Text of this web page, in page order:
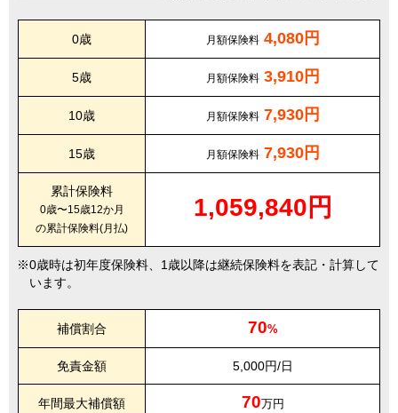
0歳 月額保険料 4,080円
5歳 月額保険料 3,910円
10歳 月額保険料 7,930円
15歳 月額保険料 7,930円
累計保険料
0歳〜15歳12か月
の累計保険料(月払)
1,059,840円
0歳時は初年度保険料、1歳以降は継続保険料を表記・計算して
います。
補償割合 70%
免責金額 5,000円/日
年間最大補償額 70万円